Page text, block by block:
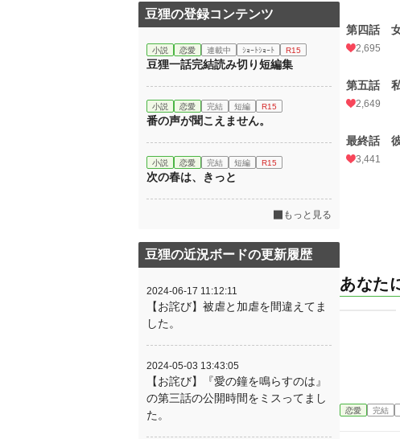
第四話
2,695
第五話
2,649
最終話
3,441
あなた
恋愛 完結
豆狸の登録コンテンツ
小説 恋愛 連載中 ｼｮｰﾄｼｮｰﾄ R15
豆狸一話完結読み切り短編集
小説 恋愛 完結 短編 R15
番の声が聞こえません。
小説 恋愛 完結 短編 R15
次の春は、きっと
もっと見る
豆狸の近況ボードの更新履歴
2024-06-17 11:12:11
【お詫び】被虐と加虐を間違えてま
した。
2024-05-03 13:43:05
【お詫び】『愛の鐘を鳴らすのは』
の第三話の公開時間をミスってまし
た。